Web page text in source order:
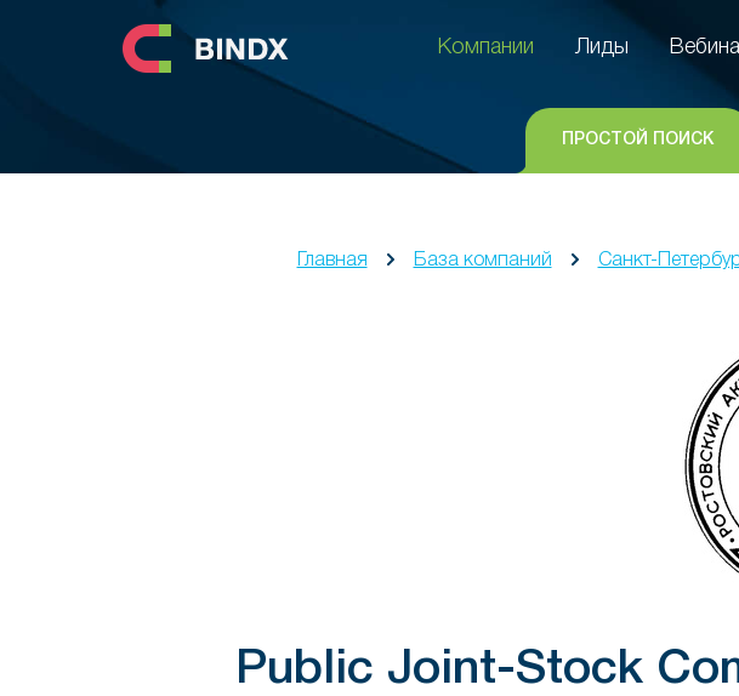
Компании
Лиды
ПРОСТОЙ ПОИСК
Главная База компаний Санкт-
Public Joint-Stock